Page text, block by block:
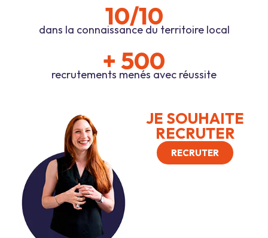
10/10
dans la connaissance du territoire local
+ 500
recrutements menés avec réussite
JE SOUHAITE
RECRUTER
RECRUTER